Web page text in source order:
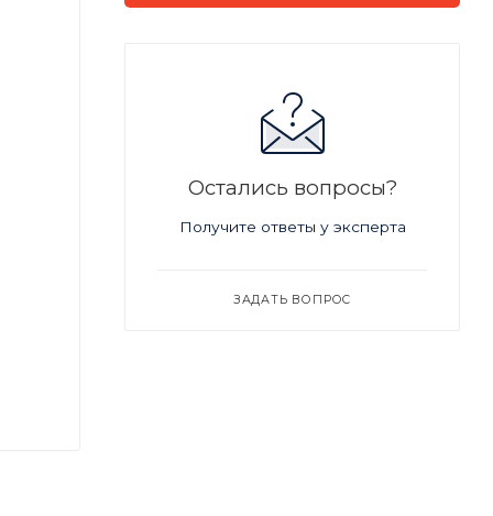
Остались вопросы?
Получите ответы у эксперта
ЗАДАТЬ ВОПРОС